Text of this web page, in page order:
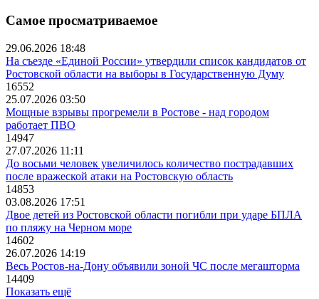
Самое просматриваемое
29.06.2026 18:48
На съезде «Единой России» утвердили список кандидатов от
Ростовской области на выборы в Государственную Думу
16552
25.07.2026 03:50
Мощные взрывы прогремели в Ростове - над городом
работает ПВО
14947
27.07.2026 11:11
До восьми человек увеличилось количество пострадавших
после вражеской атаки на Ростовскую область
14853
03.08.2026 17:51
Двое детей из Ростовской области погибли при ударе БПЛА
по пляжу на Черном море
14602
26.07.2026 14:19
Весь Ростов-на-Дону объявили зоной ЧС после мегашторма
14409
Показать ещё